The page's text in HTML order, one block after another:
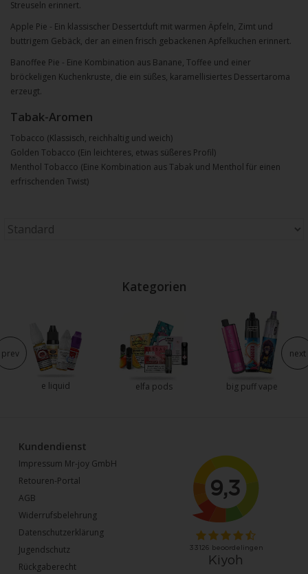
Streuseln erinnert.
Apple Pie - Ein klassischer Dessertduft mit warmen Äpfeln, Zimt und
buttrigem Gebäck, der an einen frisch gebackenen Apfelkuchen erinnert.
Banoffee Pie - Eine Kombination aus Banane, Toffee und einer
bröckeligen Kuchenkruste, die ein süßes, karamellisiertes Dessertaroma
erzeugt.
Tabak-Aromen
Tobacco (Klassisch, reichhaltig und weich)
Golden Tobacco (Ein leichteres, etwas süßeres Profil)
Menthol Tobacco (Eine Kombination aus Tabak und Menthol für einen
erfrischenden Twist)
Kategorien
e liquid elfa pods big puff vape
prev next
Kundendienst
Impressum Mr-joy GmbH
Retouren-Portal
AGB
Widerrufsbelehrung
Datenschutzerklärung
Jugendschutz
Rückgaberecht